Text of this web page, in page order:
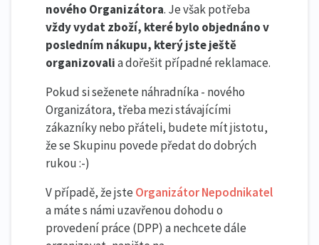
nového Organizátora. Je však potřeba
vždy vydat zboží, které bylo objednáno v
posledním nákupu, který jste ještě
organizovalia dořešit případné reklamace.
Pokud si seženete náhradníka - nového
Organizátora, třeba mezi stávajícími
zákazníky nebo přáteli, budete mít jistotu,
že se Skupinu povede předat do dobrých
rukou :-)
V případě, že jste Organizátor Nepodnikatel
a máte s námi uzavřenou dohodu o
provedení práce (DPP) a nechcete dále